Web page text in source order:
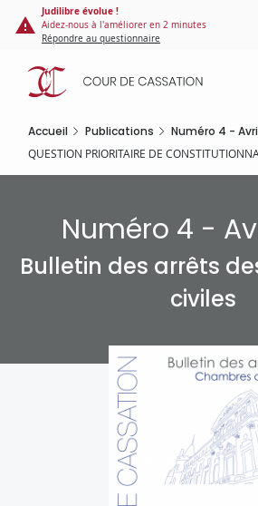
Panneau de gestion des cookies
contenu
principal
Judilibre évolue !
Aidez-nous à l'améliorer en 2 minutes
Répondre au questionnaire
Accueil Publications Numéro 4 -
QUESTION PRIORITAIRE DE
Numéro 4 -
Bulletin des arrêts
civiles